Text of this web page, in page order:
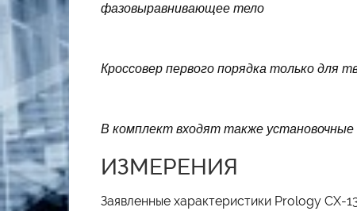
фазовыравнивающее тело
Кроссовер первого порядка только для
В комплект входят также
ИЗМЕРЕНИЯ
Заявленные характеристики Prology CX-